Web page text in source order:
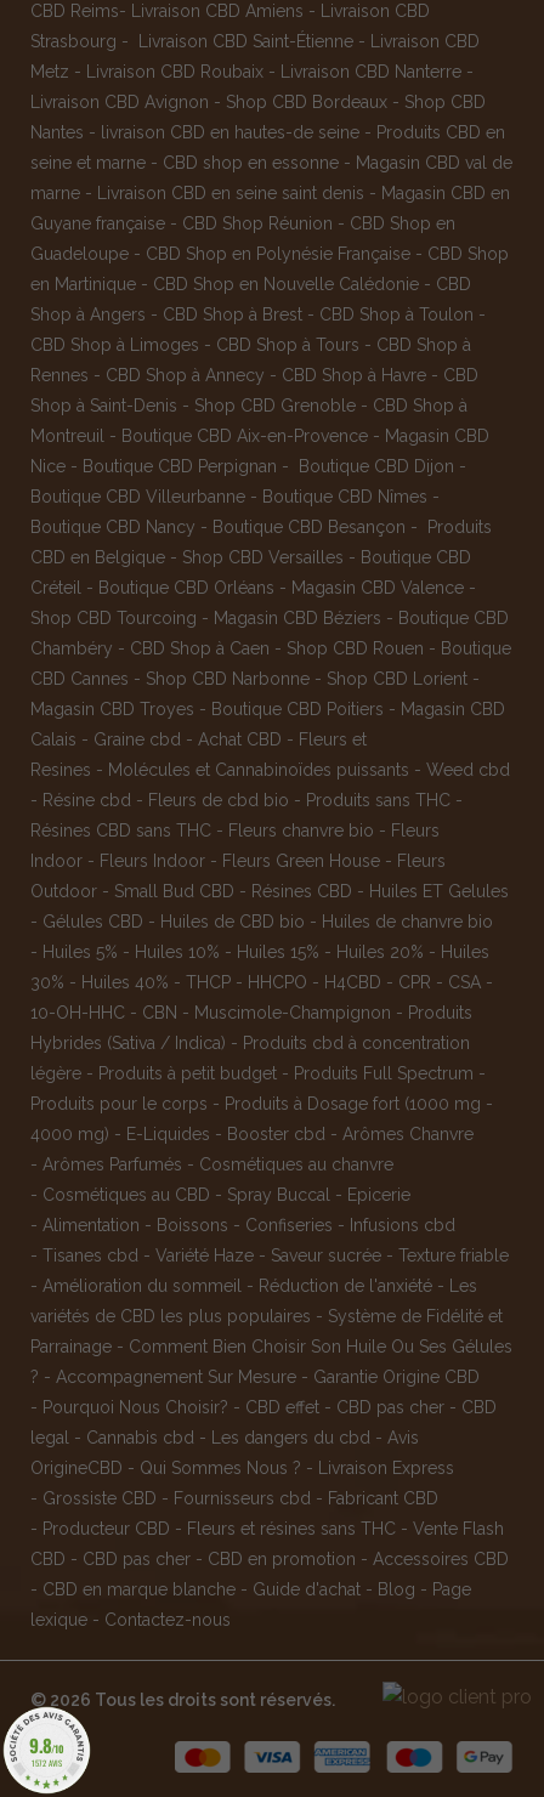
CBD Reims- Livraison CBD Amiens -
Livraison CBD
Strasbourg - Livraison CBD Saint-Étienne -
Livraison CBD
Metz - Livraison CBD Roubaix - Livraison CBD Nanterre -
Livraison CBD Avignon - Shop CBD Bordeaux - Shop CBD
Nantes - livraison CBD en hautes-de seine - Produits CBD en
seine et marne - CBD shop en essonne - Magasin CBD val de
marne - Livraison CBD en seine saint denis - Magasin CBD en
Guyane française - CBD Shop Réunion - CBD Shop en
Guadeloupe - CBD Shop en Polynésie Française - CBD Shop
en Martinique - CBD Shop en Nouvelle Calédonie - CBD
Shop à Angers - CBD Shop à Brest - CBD Shop à Toulon -
CBD Shop à Limoges - CBD Shop à Tours - CBD Shop à
Rennes - CBD Shop à Annecy - CBD Shop à Havre - CBD
Shop à Saint-Denis - Shop CBD Grenoble - CBD Shop à
Montreuil
- Boutique CBD Aix-en-Provence - Magasin CBD
Nice - Boutique CBD Perpignan - Boutique CBD Dijon -
Boutique CBD Villeurbanne - Boutique CBD Nîmes -
Boutique CBD Nancy - Boutique CBD Besançon -
Produits
CBD en Belgique - Shop CBD Versailles - Boutique CBD
Créteil
- Boutique CBD Orléans - Magasin CBD Valence -
Shop CBD Tourcoing - Magasin CBD Béziers - Boutique CBD
Chambéry - CBD Shop à Caen - Shop CBD Rouen - Boutique
CBD Cannes - Shop CBD Narbonne - Shop CBD Lorient -
Magasin CBD Troyes - Boutique CBD Poitiers - Magasin CBD
Calais - Graine cbd - Achat CBD - Fleurs et
Resines - Molécules et Cannabinoïdes puissants - Weed cbd
- Résine cbd - Fleurs de cbd bio - Produits sans THC -
Résines CBD sans THC - Fleurs chanvre bio - Fleurs
Indoor - Fleurs Indoor - Fleurs Green House - Fleurs
Outdoor - Small Bud CBD - Résines CBD - Huiles ET Gelules
- Gélules CBD - Huiles de CBD bio - Huiles de chanvre bio
- Huiles 5% - Huiles 10% - Huiles 15% - Huiles 20% - Huiles
30% - Huiles 40% - THCP - HHCPO - H4CBD - CPR - CSA -
10-OH-HHC - CBN - Muscimole-Champignon - Produits
Hybrides (Sativa / Indica) - Produits cbd à concentration
légère - Produits à petit budget - Produits Full Spectrum -
Produits pour le corps - Produits à Dosage fort (1000 mg -
4000 mg) - E-Liquides - Booster cbd - Arômes Chanvre
- Arômes Parfumés - Cosmétiques au chanvre
- Cosmétiques au CBD - Spray Buccal - Epicerie
- Alimentation - Boissons - Confiseries - Infusions cbd
- Tisanes cbd - Variété Haze - Saveur sucrée - Texture friable
- Amélioration du sommeil - Réduction de l'anxiété -
Les
variétés de CBD les plus populaires - Système de Fidélité et
Parrainage - Comment Bien Choisir Son Huile Ou Ses Gélules
? - Accompagnement Sur Mesure - Garantie Origine CBD
- Pourquoi Nous Choisir? - CBD effet - CBD pas cher - CBD
legal
- Cannabis cbd - Les dangers du cbd - Avis
OrigineCBD - Qui Sommes Nous ? -
Livraison Express
- Grossiste CBD - Fournisseurs cbd - Fabricant CBD
- Producteur CBD - Fleurs et résines sans THC - Vente Flash
CBD - CBD pas cher - CBD en promotion - Accessoires CBD
- CBD en marque blanche - Guide d'achat - Blog - Page
lexique - Contactez-nous
© 2026 Tous les droits sont réservés.
9.8/10
1572 AVIS